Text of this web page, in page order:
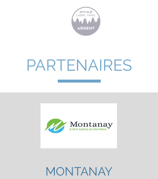
PARTENAIRES
MONTANAY